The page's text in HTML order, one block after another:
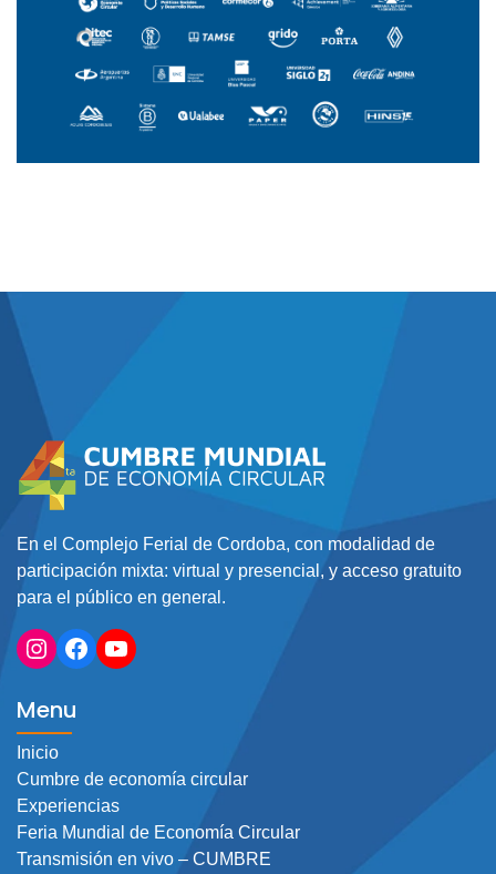
En el Complejo Ferial de Cordoba, con modalidad de
participación mixta: virtual y presencial, y acceso gratuito
para el público en general.
Instagram
Facebook
YouTube
Menu
Inicio
Cumbre de economía circular
Experiencias
Feria Mundial de Economía Circular
Transmisión en vivo – CUMBRE